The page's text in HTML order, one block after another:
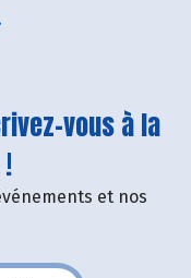
vous à la
et nos